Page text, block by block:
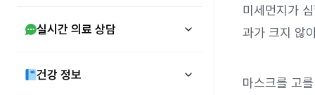
실시간 의료 상담
건강 정보
미세먼지가
과가 크지 않
마스크를 고